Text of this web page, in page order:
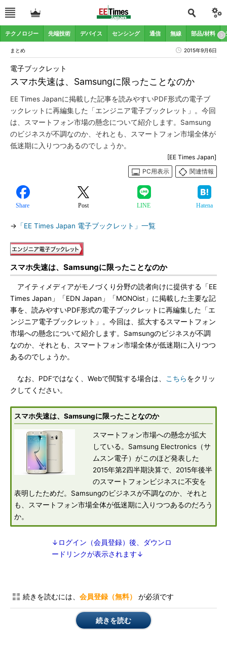
テクノロジー 先端技術 デバイス センシング 通信 無線 部品/材料
まとめ 2015年9月6日
スマホ失速は、Samsungに限ったことなのか
電子ブックレット
EE Times Japanに掲載した記事を読みやすいPDF形式の電子ブ
ックレットに再編集した「エンジニア電子ブックレット」。今回
は、スマートフォン市場の懸念について紹介します。Samsung
のビジネスが不調なのか、それとも、スマートフォン市場全体が
低迷期に入りつつあるのでしょうか。
[EE Times Japan]
PC用表示
関連情報
Share Post LINE Hatena
→ 「EE Times Japan 電子ブックレット」一覧
スマホ失速は、Samsungに限ったことなのか
アイティメディアがモノづくり分野の読者向けに提供する「EE
Times Japan」「EDN Japan」「MONOist」に掲載した主要な記
事を、読みやすいPDF形式の電子ブックレットに再編集した「エ
ンジニア電子ブックレット」。今回は、拡大するスマートフォン
市場への懸念について紹介します。Samsungのビジネスが不調
なのか、それとも、スマートフォン市場全体が低迷期に入りつつ
あるのでしょうか。
なお、PDFではなく、Webで閲覧する場合は、 こちらをクリッ
クしてください。
スマホ失速は、Samsungに限ったことなのか
スマートフォン市場への懸念が拡大
している。Samsung Electronics（サ
ムスン電子）がこのほど発表した
2015年第2四半期決算で、2015年後半
のスマートフォンビジネスに不安を
表明したためだ。Samsungのビジネスが不調なのか、それと
も、スマートフォン市場全体が低迷期に入りつつあるのだろう
か。
↓ログイン（会員登録）後、ダウンロ
ードリンクが表示されます↓
続きを読むには、 会員登録（無料） が必須です
続きを読む